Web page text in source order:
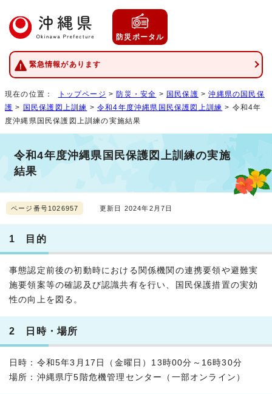
防災ポータル
緊急情報があります
現在の位置： トップページ >防災・安全 > 国民保護 >沖縄県の国民保
護 > 国民保護図上訓練 >令和4年度沖縄県国民保護図上訓練 > 令和4年
度沖縄県国民保護図上訓練の実施結果
令和4年度沖縄県国民保護図上訓練の実施
結果
ページ番号1026957 更新日 2024年2月7日
1 目的
事態認定前後の初動時における関係機関の連携要領や避難実
施要領案等の確認及び認識共有を行い、国民保護措置の実効
性の向上を図る。
2 日時・場所
日時：令和5年3月17日（金曜日）13時00分～16時30分
場所：沖縄県庁5階危機管理センター（一部オンライン）